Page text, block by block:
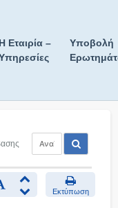
Η Εταιρία –
Υποβολή
Εκτύπωση